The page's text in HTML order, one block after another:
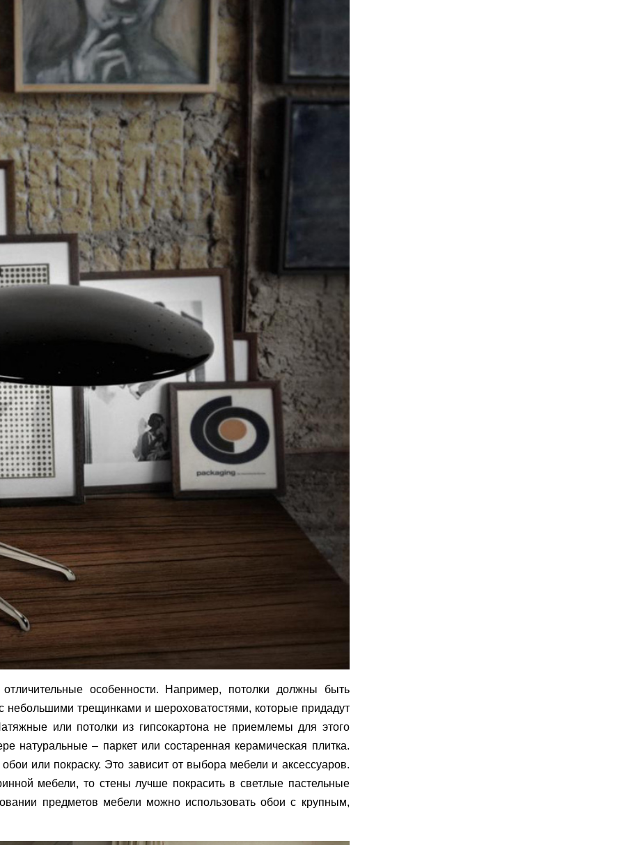
особенности. Например, потолки должны быть
небольшими трещинками и шероховатостями, которые придадут
или потолки из гипсокартона не приемлемы для этого
натуральные – паркет или состаренная керамическая плитка.
или покраску. Это зависит от выбора мебели и аксессуаров.
мебели, то стены лучше покрасить в светлые пастельные
предметов мебели можно использовать обои с крупным,